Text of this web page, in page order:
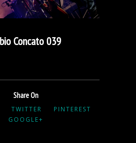
Concato 039
Share On
TWITTER
PINTEREST
GOOGLE+